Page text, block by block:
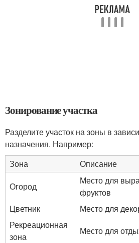
Зонирование участка
Разделите участок на зоны в
назначения. Например:
Зона
Описание
Огород
Место для
фруктов
Цветник
Место для
Рекреационная
зона
Место для